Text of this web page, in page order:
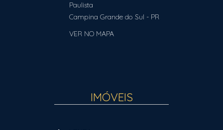
Paulista
Campina Grande do Sul - PR
VER NO MAPA
IMÓVEIS